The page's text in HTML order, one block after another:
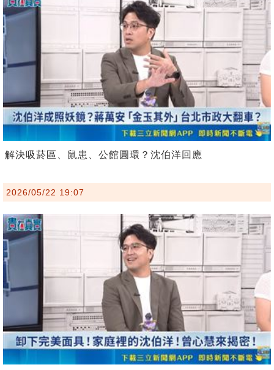
解決吸菸區、鼠患、公館圓環？沈伯洋回應
2026/05/22 19:07